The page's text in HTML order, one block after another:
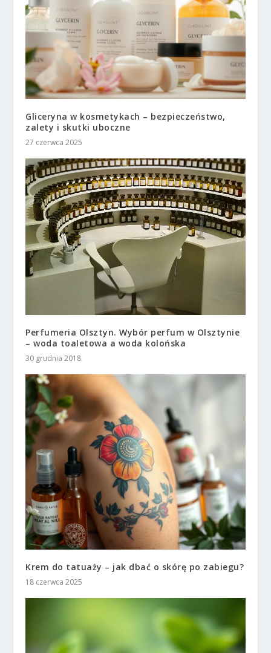
Gliceryna w kosmetykach – bezpieczeństwo,
zalety i skutki uboczne
27 czerwca 2025
Perfumeria Olsztyn. Wybór perfum w Olsztynie
– woda toaletowa a woda kolońska
30 grudnia 2018
Krem do tatuaży – jak dbać o skórę po zabiegu?
18 czerwca 2025